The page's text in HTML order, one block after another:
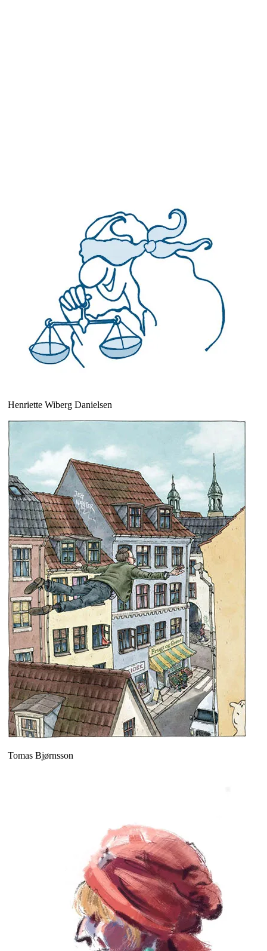
Henriette Wiberg Danielsen
Tomas Bjørnsson